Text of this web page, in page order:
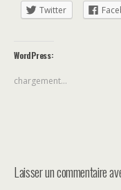
Twitter
WordPress:
chargement…
Laisser un commentaire